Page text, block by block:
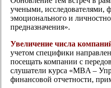
учеными, исследователями,
эмоционального и
предназначения».
Увеличение числа
учетом специфики
посещать компании с
слушатели курса «MBA –
финансовой отчетности,